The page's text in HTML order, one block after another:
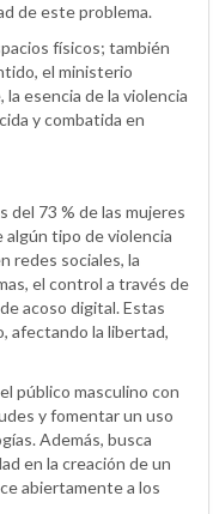
de este problema.
físicos; también
el ministerio
esencia de la violencia
y combatida en
del 73 % de las mujeres
tipo de violencia
redes sociales, la
el control a través de
acoso digital. Estas
afectando la libertad,
público masculino con
y fomentar un uso
Además, busca
en la creación de un
abiertamente a los